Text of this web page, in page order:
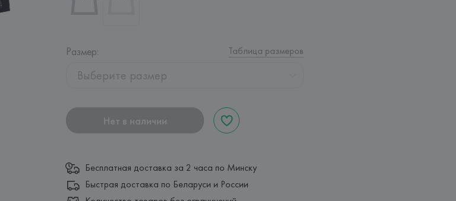
Размер: Таблица размеров
Выберите размер
Нет в наличии
Бесплатная доставка за 2 часа по Минску
Быстрая доставка по Беларуси и России